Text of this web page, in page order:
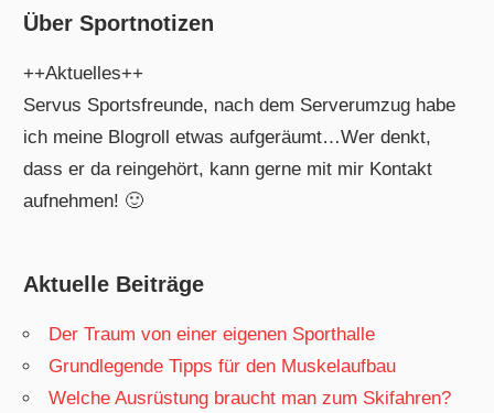
Über Sportnotizen
++Aktuelles++
Servus Sportsfreunde, nach dem Serverumzug habe
ich meine Blogroll etwas aufgeräumt…Wer denkt,
dass er da reingehört, kann gerne mit mir Kontakt
aufnehmen! 🙂
Aktuelle Beiträge
Der Traum von einer eigenen Sporthalle
Grundlegende Tipps für den Muskelaufbau
Welche Ausrüstung braucht man zum Skifahren?